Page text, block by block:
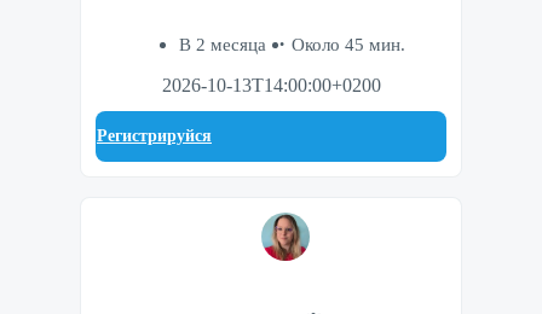
В 2 месяца
Около 45 мин.
2026-10-13T14:00:00+0200
Регистрируйся